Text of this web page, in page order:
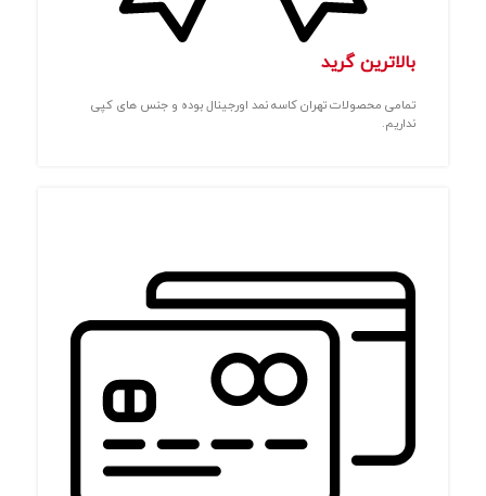
بالاترین گرید
تمامی محصولات تهران کاسه نمد اورجینال بوده و جنس های کپی
نداریم.